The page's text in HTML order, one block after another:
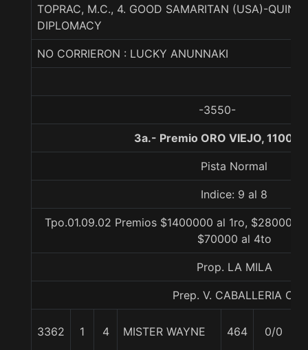
TOPRAC, M.C., 4. GOOD SAMARITAN (USA)-
DIPLOMACY
NO CORRIERON : LUCKY ANUNNAKI
-3550-
3a.- Premio ORO VIEJO, 1100
Pista Normal
Indice: 9 al 8
Tpo.01.09.02 Premios $1400000 al 1ro, $280000
$70000 al 4to
Prop. LA MILA
Prep. V. CABALLERIA C.
3362 1 4 MISTER WAYNE 464 0/0